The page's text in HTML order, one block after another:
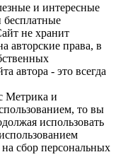
и интересные
бесплатные
не хранит
авторские права, в
автора - это всегда
Метрика и
то вы
использовать
на сбор персональных